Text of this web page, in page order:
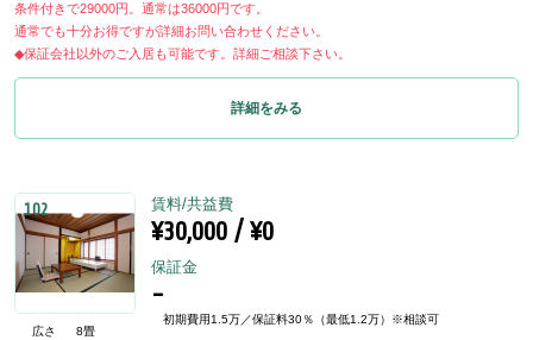
条件付きで29000円。通常は36000円です。
通常でも十分お得ですが詳細お問い合わせください。
◆保証会社以外のご入居も可能です。詳細ご相談下さい。
詳細をみる
102
広さ 8畳
賃料/共益費
¥30,000 / ¥0
保証金
-
初期費用1.5万／保証料30％（最低1.2万）※相談可